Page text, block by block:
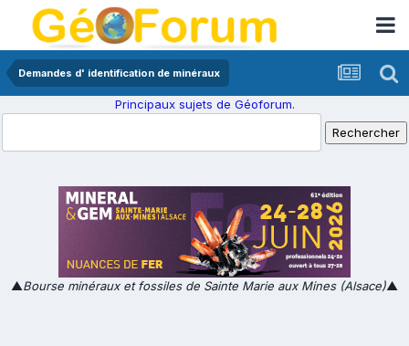
Demandes d' identification de minéraux
Principaux sujets de Géoforum.
▲Bourse minéraux et fossiles de Sainte Marie aux Mines (Alsace)▲